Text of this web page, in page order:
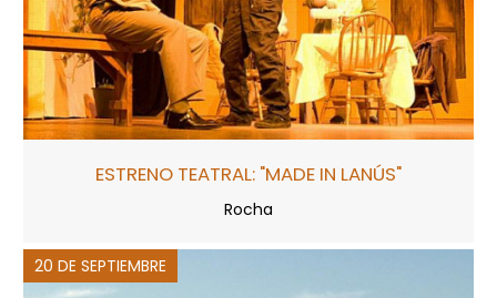
ESTRENO TEATRAL: "MADE IN LANÚS"
Rocha
20 DE SEPTIEMBRE